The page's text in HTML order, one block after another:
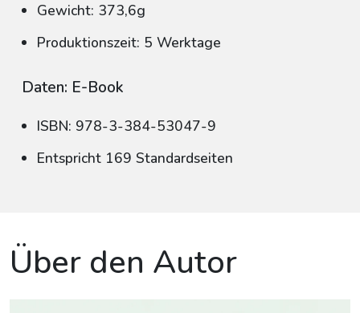
Gewicht: 373,6g
Produktionszeit: 5 Werktage
Daten: E-Book
ISBN: 978-3-384-53047-9
Entspricht 169 Standardseiten
Über den Autor